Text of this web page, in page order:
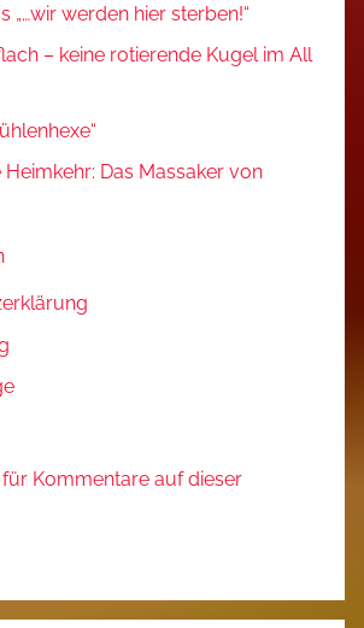
„…wir werden hier sterben!“
– keine rotierende Kugel im All
Heimkehr: Das Massaker von
für Kommentare auf dieser